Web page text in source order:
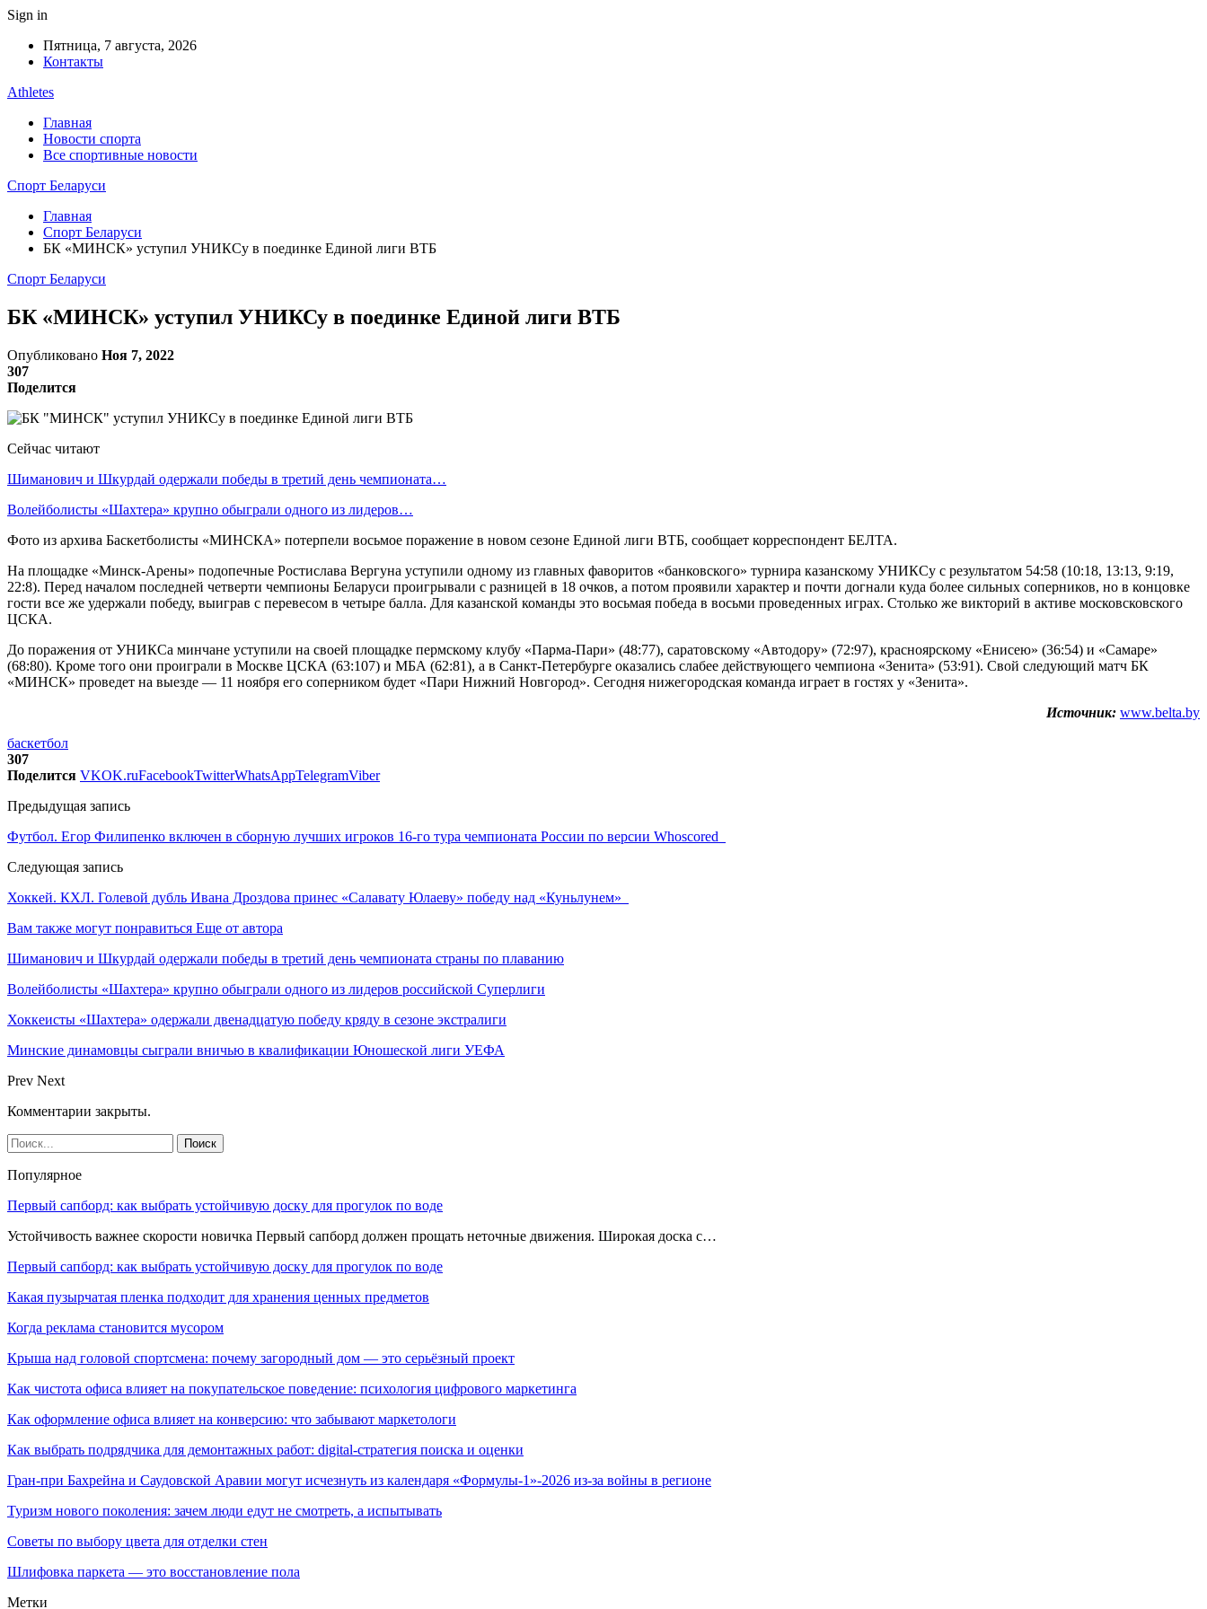
Sign in
Пятница, 7 августа, 2026
Контакты
Athletes
Главная
Новости спорта
Все спортивные новости
Спорт Беларуси
Главная
Спорт Беларуси
БК «МИНСК» уступил УНИКСу в поединке Единой лиги ВТБ
Спорт Беларуси
БК «МИНСК» уступил УНИКСу в поединке Единой лиги ВТБ
Опубликовано Ноя 7, 2022
307
Поделится
Сейчас читают
Шиманович и Шкурдай одержали победы в третий день чемпионата…
Волейболисты «Шахтера» крупно обыграли одного из лидеров…
Фото из архива Баскетболисты «МИНСКА» потерпели восьмое поражение в новом сезоне Единой лиги ВТБ, сообщает корреспондент БЕЛТА.
На площадке «Минск-Арены» подопечные Ростислава Вергуна уступили одному из главных фаворитов «банковского» турнира казанскому УНИКСу с результатом 54:58 (10:18, 13:13, 9:19,
22:8). Перед началом последней четверти чемпионы Беларуси проигрывали с разницей в 18 очков, а потом проявили характер и почти догнали куда более сильных соперников, но в концовке
гости все же удержали победу, выиграв с перевесом в четыре балла. Для казанской команды это восьмая победа в восьми проведенных играх. Столько же викторий в активе московсковского
ЦСКА.
До поражения от УНИКСа минчане уступили на своей площадке пермскому клубу «Парма-Пари» (48:77), саратовскому «Автодору» (72:97), красноярскому «Енисею» (36:54) и «Самаре»
(68:80). Кроме того они проиграли в Москве ЦСКА (63:107) и МБА (62:81), а в Санкт-Петербурге оказались слабее действующего чемпиона «Зенита» (53:91). Свой следующий матч БК
«МИНСК» проведет на выезде — 11 ноября его соперником будет «Пари Нижний Новгород». Сегодня нижегородская команда играет в гостях у «Зенита».
Источник: www.belta.by
баскетбол
307
Поделится VKOK.ruFacebookTwitterWhatsAppTelegramViber
Предыдущая запись
Футбол. Егор Филипенко включен в сборную лучших игроков 16-го тура чемпионата России по версии Whoscored
Следующая запись
Хоккей. КХЛ. Голевой дубль Ивана Дроздова принес «Салавату Юлаеву» победу над «Куньлунем»
Вам также могут понравиться Еще от автора
Шиманович и Шкурдай одержали победы в третий день чемпионата страны по плаванию
Волейболисты «Шахтера» крупно обыграли одного из лидеров российской Суперлиги
Хоккеисты «Шахтера» одержали двенадцатую победу кряду в сезоне экстралиги
Минские динамовцы сыграли вничью в квалификации Юношеской лиги УЕФА
Prev Next
Комментарии закрыты.
Популярное
Первый сапборд: как выбрать устойчивую доску для прогулок по воде
Устойчивость важнее скорости новичка Первый сапборд должен прощать неточные движения. Широкая доска с…
Первый сапборд: как выбрать устойчивую доску для прогулок по воде
Какая пузырчатая пленка подходит для хранения ценных предметов
Когда реклама становится мусором
Крыша над головой спортсмена: почему загородный дом — это серьёзный проект
Как чистота офиса влияет на покупательское поведение: психология цифрового маркетинга
Как оформление офиса влияет на конверсию: что забывают маркетологи
Как выбрать подрядчика для демонтажных работ: digital-стратегия поиска и оценки
Гран-при Бахрейна и Саудовской Аравии могут исчезнуть из календаря «Формулы-1»-2026 из-за войны в регионе
Туризм нового поколения: зачем люди едут не смотреть, а испытывать
Советы по выбору цвета для отделки стен
Шлифовка паркета — это восстановление пола
Метки